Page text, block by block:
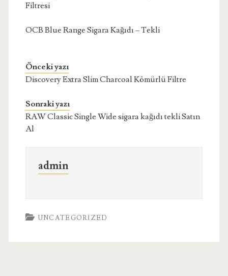
Filtresi
OCB Blue Range Sigara Kağıdı – Tekli
Önceki yazı
Discovery Extra Slim Charcoal Kömürlü Filtre
Sonraki yazı
RAW Classic Single Wide sigara kağıdı tekli Satın
Al
admin
UNCATEGORIZED